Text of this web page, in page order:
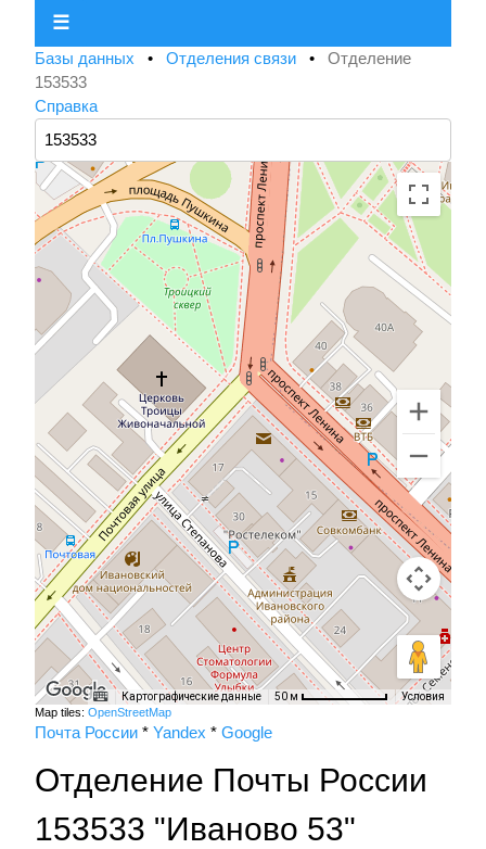
☰
Базы данных • Отделения связи • Отделение
153533
Справка
Картографические данные 50 м Условия
Map tiles: OpenStreetMap
Почта России * Yandex * Google
Отделение Почты России
153533 "Иваново 53"